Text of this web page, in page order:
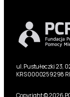
ul. Pustułeczki 23,
KRS 0000259298
Copyright © 2026